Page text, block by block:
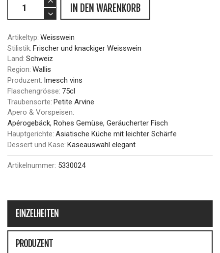
IN DEN WARENKORB
Artikeltyp: Weisswein
Stilistik: Frischer und knackiger Weisswein
Land: Schweiz
Region: Wallis
Produzent: Imesch vins
Flaschengrösse: 75cl
Traubensorte: Petite Arvine
Apero & Vorspeisen:
Apérogebäck, Rohes Gemüse, Geräucherter Fisch
Hauptgerichte: Asiatische Küche mit leichter Schärfe
Dessert und Käse: Käseauswahl elegant
Artikelnummer: 5330024
EINZELHEITEN
PRODUZENT